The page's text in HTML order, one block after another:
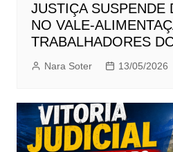
JUSTIÇA SUSPENDE
NO VALE-
TRABALHADORES
Nara Soter 13/05/2026